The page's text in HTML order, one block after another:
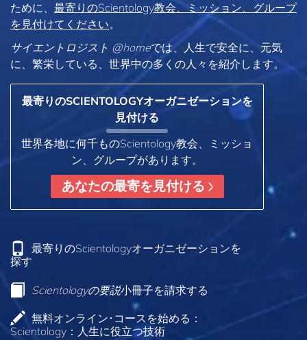
ために、 最寄りのScientology教会、ミッション、グループ
を見付けてください。
サイエントロジスト @homeでは、人生で安全に、元気
に、繁栄している、世界中の多くの人々を紹介します。
最寄りのSCIENTOLOGYオーガニゼーションを
見付ける
世界各地に何千ものScientology教会、ミッショ
ン、グループがあります。
あなたの最寄を見付ける
最寄りのScientologyオーガニゼーションを
探す
Scientologyの要説小冊子を請求する
無料オンライン･コースを始める：
Scientology：人生に役立つ技術